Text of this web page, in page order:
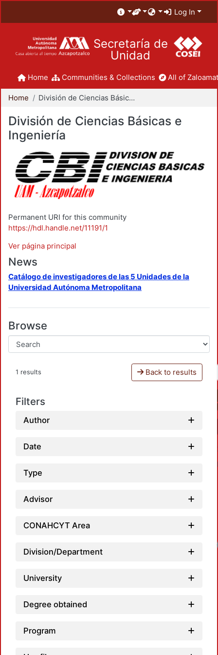
Log In
Secretaría de
Unidad
Home Communities & Collections All of
Home División de Ciencias Básicas e Ingeniería
División de Ciencias Básicas e
Ingeniería
Permanent URI for this community
https://hdl.handle.net/11191/1
Ver página principal
News
Catálogo de investigadores de las 5 Unidades de la
Universidad Autónoma Metropolitana
Browse
1 results Back to results
Filters
Author
Date
Type
Advisor
CONAHCYT Area
Division/Department
University
Degree obtained
Program